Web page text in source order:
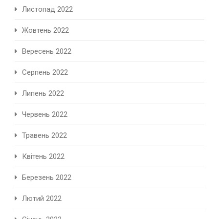
Листопад 2022
Жовтень 2022
Вересень 2022
Серпень 2022
Липень 2022
Червень 2022
Травень 2022
Квітень 2022
Березень 2022
Лютий 2022